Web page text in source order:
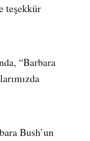
teşekkür
“Barbara
Bush’un